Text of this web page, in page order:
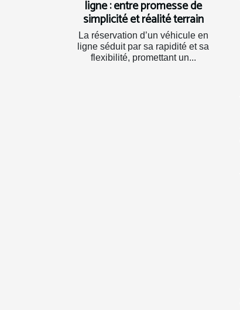
ligne : entre promesse de
simplicité et réalité terrain
La réservation d’un véhicule en
ligne séduit par sa rapidité et sa
flexibilité, promettant un...